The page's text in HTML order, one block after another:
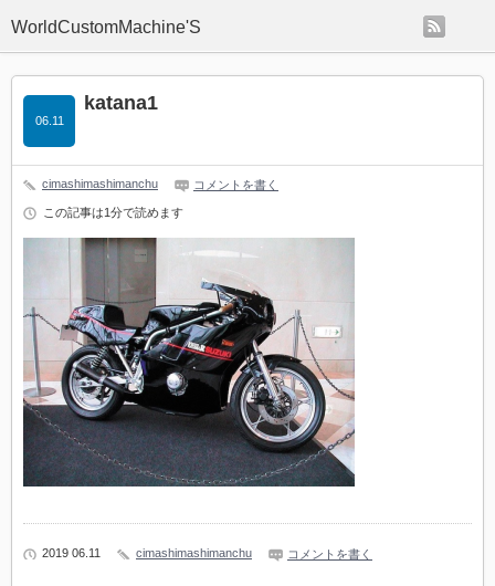
WorldCustomMachine'S
katana1
06.11
cimashimashimanchu コメントを書く
この記事は1分で読めます
2019 06.11 cimashimashimanchu コメントを書く